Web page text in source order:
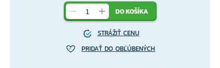
DO KOŠÍKA
STRÁŽIŤ CENU
PRIDAŤ DO OBĽÚBENÝCH